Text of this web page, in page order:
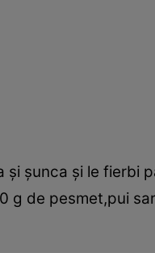
şi şunca şi le fierbi
g de pesmet,pui